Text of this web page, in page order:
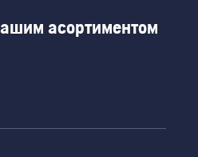
асортиментом